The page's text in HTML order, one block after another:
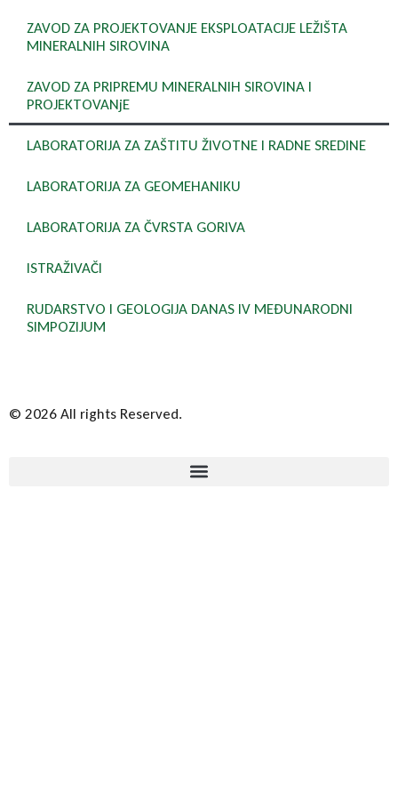
ZAVOD ZA PROJEKTOVANJE EKSPLOATACIJE LEŽIŠTA
MINERALNIH SIROVINA
ZAVOD ZA PRIPREMU MINERALNIH SIROVINA I
PROJEKTOVANjE
LABORATORIJA ZA ZAŠTITU ŽIVOTNE I RADNE SREDINE
LABORATORIJA ZA GEOMEHANIKU
LABORATORIJA ZA ČVRSTA GORIVA
ISTRAŽIVAČI
RUDARSTVO I GEOLOGIJA DANAS IV MEĐUNARODNI
SIMPOZIJUM
© 2026 All rights Reserved.